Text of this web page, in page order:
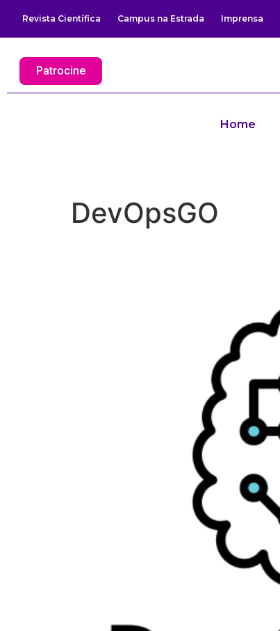
Revista Científica Campus na Estrada Imprensa
Patrocine
Home
DevOpsGO